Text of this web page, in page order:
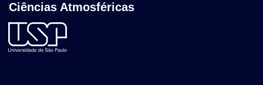
Ciências Atmosféricas